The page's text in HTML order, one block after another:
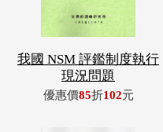
我國 NSM 評鑑制度執行
現況問題
優惠價85折102元